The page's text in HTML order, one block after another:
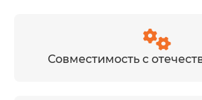
Совместимость с